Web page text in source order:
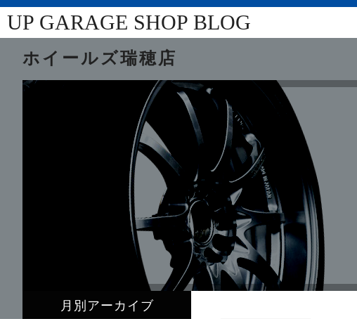
UP GARAGE SHOP BLOG
ホイールズ瑞穂店
月別アーカイブ